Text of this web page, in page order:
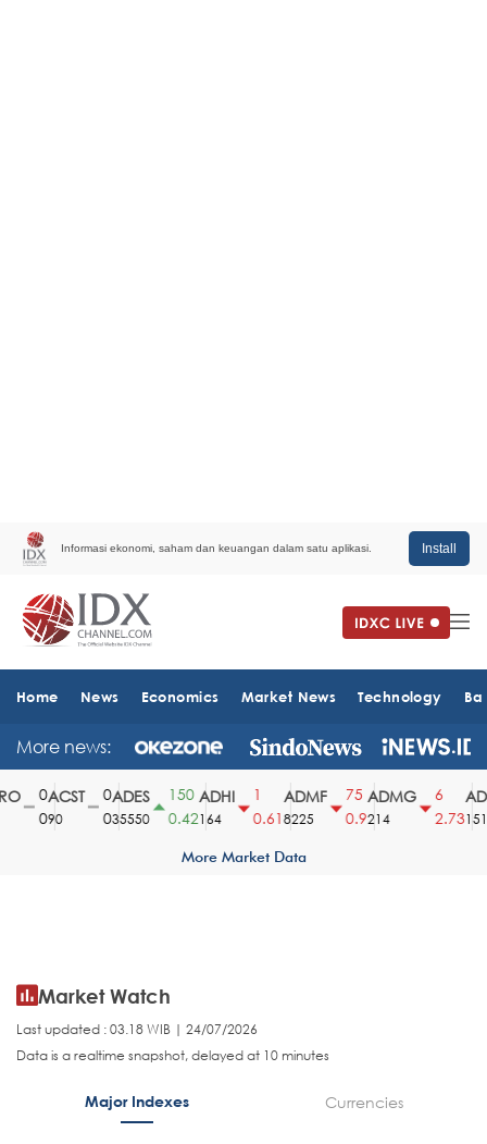
Informasi ekonomi, saham dan keuangan dalam satu aplikasi. Install
Home News Economics Market News Technology
More news:
ACST
90
ADES
35550
150
0.42
ADHI
164
0.61
ADMF
8225
75
0.9
ADMG
214
2.731510
More Market Data
Market Watch
Last updated : 03.18 WIB | 24/07/2026
Data is a realtime snapshot, delayed at 10 minutes
Major Indexes Currencies